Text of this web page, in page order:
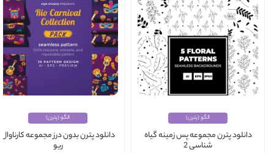
الگو (پترن)
دانلود پترن مجموعه پس زمینه گیاه
شناسی 2
الگو (پترن)
دانلود پترن بدون درز مجموعه کارناوال
ریو